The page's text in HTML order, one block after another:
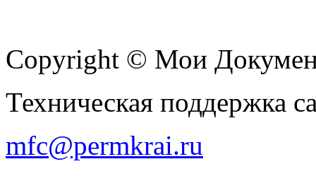
Copyright © Мои
Техническая поддержка
mfc@permkrai.ru